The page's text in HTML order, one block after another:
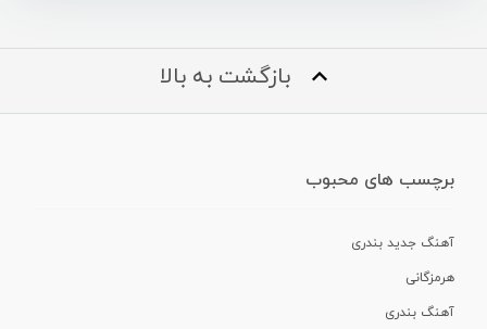
بازگشت به بالا
برچسب های محبوب
آهنگ جدید بندری
هرمزگانی
آهنگ بندری